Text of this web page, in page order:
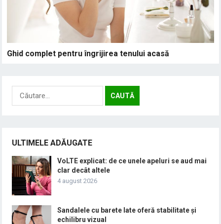
Ghid complet pentru îngrijirea tenului acasă
Caută
după:
ULTIMELE ADĂUGATE
VoLTE explicat: de ce unele apeluri se aud mai
clar decât altele
4 august 2026
Sandalele cu barete late oferă stabilitate și
echilibru vizual